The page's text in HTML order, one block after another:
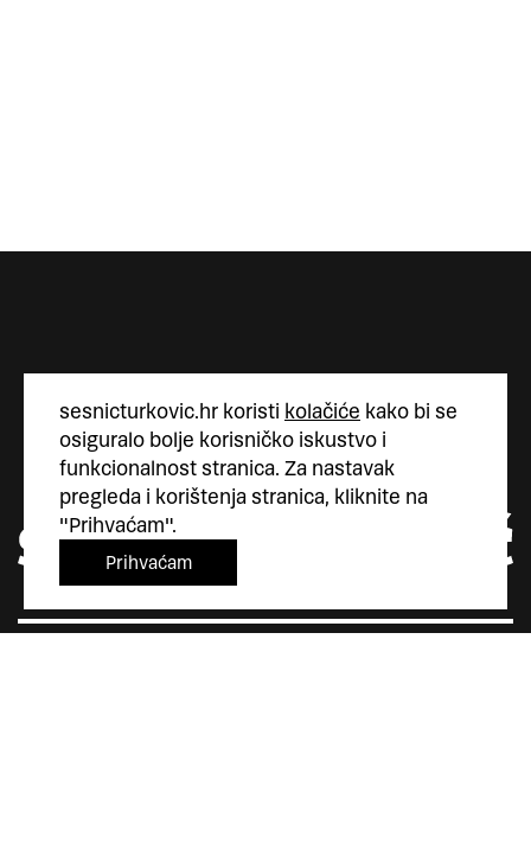
sesnicturkovic.hr koristi kolačiće kako bi se
osiguralo bolje korisničko iskustvo i
funkcionalnost stranica. Za nastavak
pregleda i korištenja stranica, kliknite na
"Prihvaćam".
Prihvaćam